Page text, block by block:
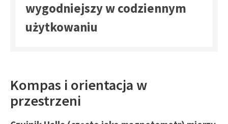
wygodniejszy w codziennym
użytkowaniu
Kompas i orientacja w
przestrzeni